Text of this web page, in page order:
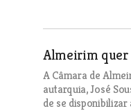
Almeirim quer
A Câmara de
autarquia, José
de se